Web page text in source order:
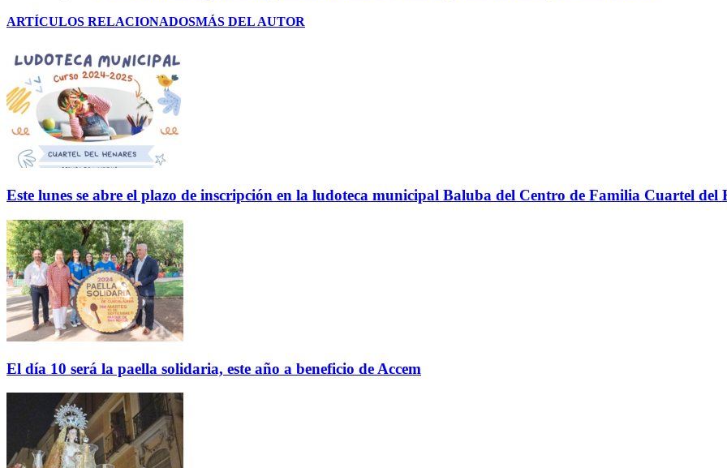
ARTÍCULOS RELACIONADOSMÁS DEL AUTOR
Este lunes se abre el plazo de inscripción en la ludoteca municipal Baluba del Centro de Familia Cuartel del
El día 10 será la paella solidaria, este año a beneficio de Accem